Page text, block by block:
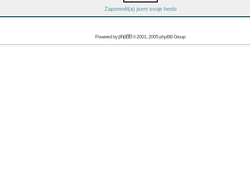
Zapomněl(a) jsem svoje heslo
Powered byphpBB© 2001, 2005 phpBB Group